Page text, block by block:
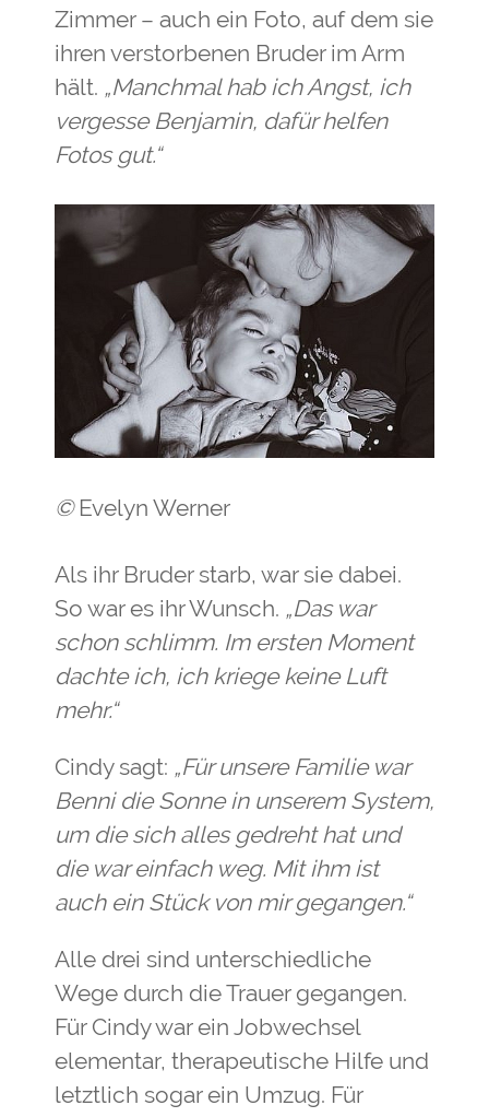
Zimmer – auch ein Foto, auf dem sie
ihren verstorbenen Bruder im Arm
hält. „Manchmal hab ich Angst, ich
vergesse Benjamin, dafür helfen
Fotos gut.“
© Evelyn Werner
Als ihr Bruder starb, war sie dabei.
So war es ihr Wunsch. „Das war
schon schlimm. Im ersten Moment
dachte ich, ich kriege keine Luft
mehr.“
Cindy sagt: „Für unsere Familie war
Benni die Sonne in unserem System,
um die sich alles gedreht hat und
die war einfach weg. Mit ihm ist
auch ein Stück von mir gegangen.“
Alle drei sind unterschiedliche
Wege durch die Trauer gegangen.
Für Cindy war ein Jobwechsel
elementar, therapeutische Hilfe und
letztlich sogar ein Umzug. Für